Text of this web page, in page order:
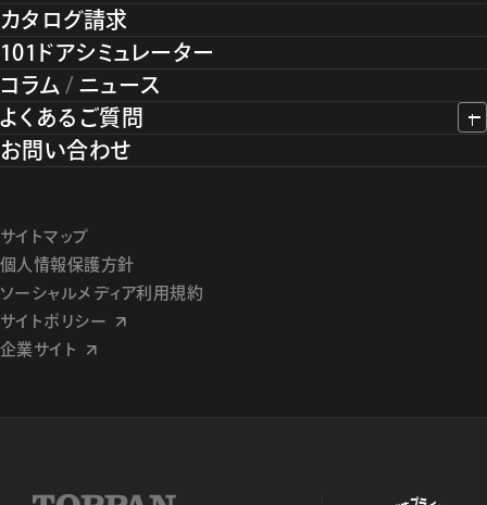
カタログ請求
101ドアシミュレーター
コラム / ニュース
よくあるご質問
お問い合わせ
サイトマップ
個人情報保護方針
ソーシャルメディア利用規約
サイトポリシー
企業サイト